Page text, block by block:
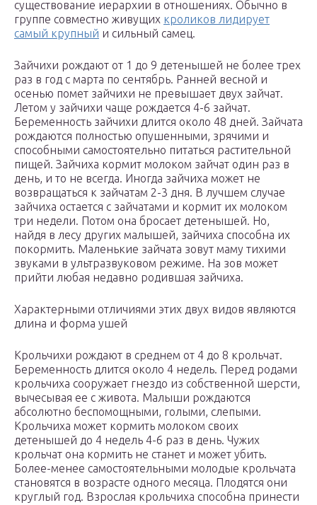
существование иерархии в отношениях. Обычно в
группе совместно живущих кроликов лидирует
самый крупный и сильный самец.
Зайчихи рождают от 1 до 9 детенышей не более трех
раз в год с марта по сентябрь. Ранней весной и
осенью помет зайчихи не превышает двух зайчат.
Летом у зайчихи чаще рождается 4-6 зайчат.
Беременность зайчихи длится около 48 дней. Зайчата
рождаются полностью опушенными, зрячими и
способными самостоятельно питаться растительной
пищей. Зайчиха кормит молоком зайчат один раз в
день, и то не всегда. Иногда зайчиха может не
возвращаться к зайчатам 2-3 дня. В лучшем случае
зайчиха остается с зайчатами и кормит их молоком
три недели. Потом она бросает детенышей. Но,
найдя в лесу других малышей, зайчиха способна их
покормить. Маленькие зайчата зовут маму тихими
звуками в ультразвуковом режиме. На зов может
прийти любая недавно родившая зайчиха.
Характерными отличиями этих двух видов являются
длина и форма ушей
Крольчихи рождают в среднем от 4 до 8 крольчат.
Беременность длится около 4 недель. Перед родами
крольчиха сооружает гнездо из собственной шерсти,
вычесывая ее с живота. Малыши рождаются
абсолютно беспомощными, голыми, слепыми.
Крольчиха может кормить молоком своих
детенышей до 4 недель 4-6 раз в день. Чужих
крольчат она кормить не станет и может убить.
Более-менее самостоятельными молодые крольчата
становятся в возрасте одного месяца. Плодятся они
круглый год. Взрослая крольчиха способна принести